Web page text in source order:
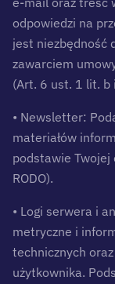
odpowiedzi na
jest niezbędność
zawarciem
(Art. 6 ust. 1 lit. b
• Newsletter:
materiałów
podstawie
RODO).
• Logi serwera i
metryczne i
technicznych
użytkownika.